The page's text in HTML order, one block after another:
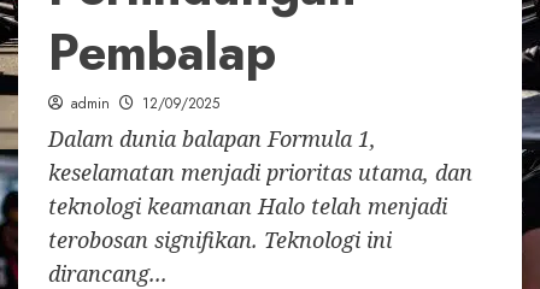
Pembalap
admin 12/09/2025
Dalam dunia balapan Formula 1,
keselamatan menjadi prioritas utama, dan
teknologi keamanan Halo telah menjadi
terobosan signifikan. Teknologi ini
dirancang...